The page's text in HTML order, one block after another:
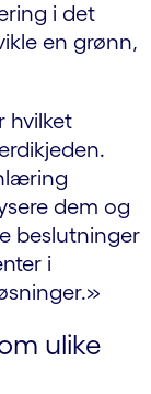
i det
en grønn,
hvilket
dem og
beslutninger
i
ulike